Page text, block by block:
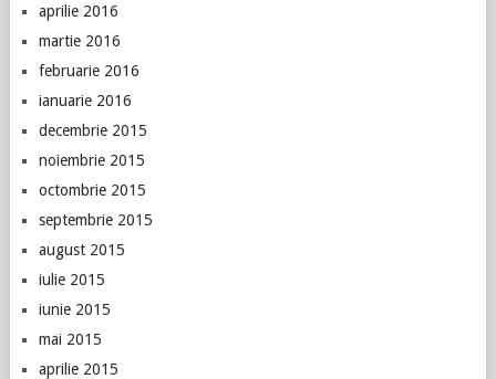
aprilie 2016
martie 2016
februarie 2016
ianuarie 2016
decembrie 2015
noiembrie 2015
octombrie 2015
septembrie 2015
august 2015
iulie 2015
iunie 2015
mai 2015
aprilie 2015